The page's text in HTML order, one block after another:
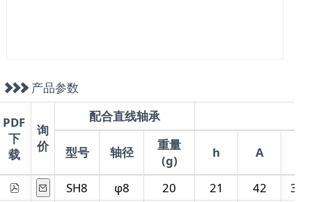
产品参数
PDF
下
载
询
价
配合直线轴承
型号 轴径
重量
(g)
h A
SH8 φ8 20 21 42